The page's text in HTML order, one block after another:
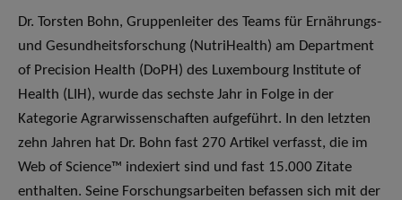
Dr. Torsten Bohn, Gruppenleiter des Teams für Ernährungs-
und Gesundheitsforschung (NutriHealth) am Department
of Precision Health (DoPH) des Luxembourg Institute of
Health (LIH), wurde das sechste Jahr in Folge in der
Kategorie Agrarwissenschaften aufgeführt. In den letzten
zehn Jahren hat Dr. Bohn fast 270 Artikel verfasst, die im
Web of Science™ indexiert sind und fast 15.000 Zitate
enthalten. Seine Forschungsarbeiten befassen sich mit der